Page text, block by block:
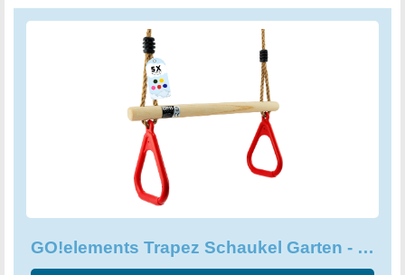
ergonomisch geformten Griffe machen die Schaukel
perfekt für Kleinkinder und heranwachsende Kids. Und das
Beste: Sie ist kindgerecht und absolut sicher! Die
abgerundeten Ecken und Kanten minimieren die
Verletzungsgefahr, während die griffige 3D Oberfläche der
Griffkanten optimalen Halt bietet. Gönnen Sie Ihrem Kind
das Vergnügen einer eigenen Schaukel und bestellen Sie
noch heute die GO!elements Trapez Schaukel Garten!
GO!elements Trapez Schaukel Garten - Kinderschaukel